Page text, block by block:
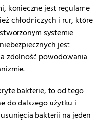
konieczne jest regularne
chłodniczych i rur, które
systemie
jest
zdolność powodowania
bakterie, to od tego
do dalszego użytku i
bakterii na jeden